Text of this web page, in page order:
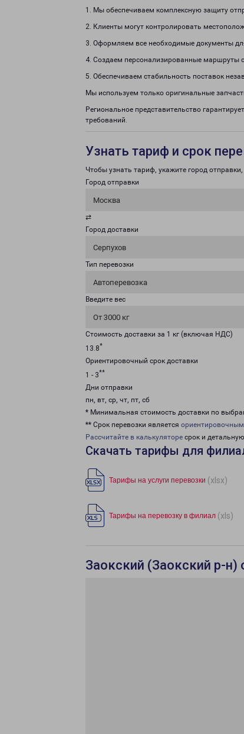
1. Мы обеспечиваем комплексную защиту
2. Клиенты могут контролировать
3. Оформляем все необходимые документы
4. Создаем персонализированные маршруты
5. Обеспечиваем стабильность поставок
Мы используем только оригинальные
Региональное представительство
требований.
Узнать тариф и срок
Чтобы узнать тариф, укажите город
Город отправки
Москва
⇄
Город доставки
Серпухов
Тип перевозки
Автоперевозка
Введите вес
От 3000 кг
Стоимость доставки за 1 кг (включая НДС)
13.8*
Ориентировочный срок доставки
1 - 3**
Дни отправки
пн, вт, ср, чт, пт, сб
* Минимальная стоимость доставки по
** Срок перевозки является ориентировочным
Рассчитайте в калькуляторе срок и
Скачать тарифы для
Тарифы на услуги перевозки (xlsx)
Тарифы на перевозку в филиал (xls)
Заокский (Заокский р-н)